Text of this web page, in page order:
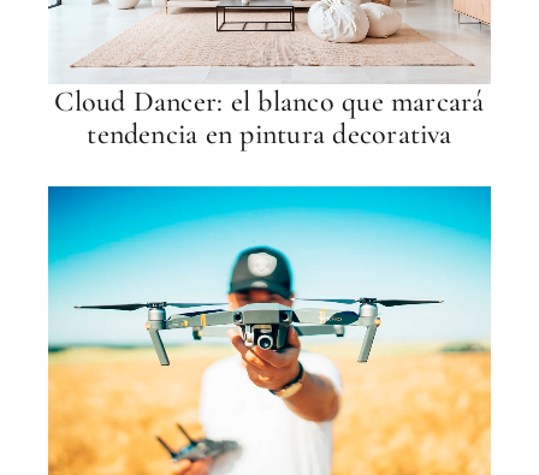
Cloud Dancer: el blanco que marcará
tendencia en pintura decorativa